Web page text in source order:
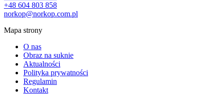
+48 604 803 858
norkop@norkop.com.pl
Mapa strony
O nas
Obraz na suknie
Aktualności
Polityka prywatności
Regulamin
Kontakt